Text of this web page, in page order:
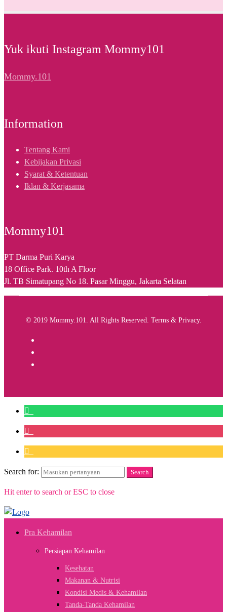
Yuk ikuti Instagram Mommy101
Mommy.101
Information
Tentang Kami
Kebijakan Privasi
Syarat & Ketentuan
Iklan & Kerjasama
Mommy101
PT Darma Puri Karya
18 Office Park. 10th A Floor
Jl. TB Simatupang No 18. Pasar Minggu, Jakarta Selatan
© 2019 Mommy.101. All Rights Reserved. Terms & Privacy.
Search for: Search
Hit enter to search or ESC to close
Pra Kehamilan
Persiapan Kehamilan
Kesehatan
Makanan & Nutrisi
Kondisi Medis & Kehamilan
Tanda-Tanda Kehamilan